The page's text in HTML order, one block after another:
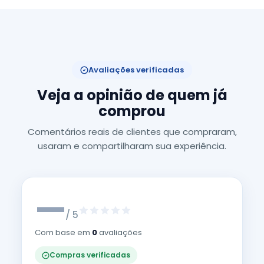
Avaliações verificadas
Veja a opinião de quem já
comprou
Comentários reais de clientes que compraram,
usaram e compartilharam sua experiência.
—/ 5
Com base em 0avaliações
Compras verificadas